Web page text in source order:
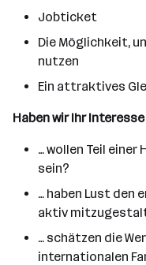
Jobticket
Die Möglichkeit,
nutzen
Ein attraktives
Haben wir Ihr
… wollen Teil einer
sein?
… haben Lust den
aktiv
… schätzen die
internationalen